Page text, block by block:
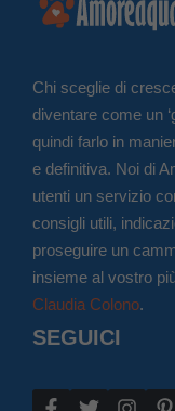
Chi sceglie di
diventare come un
quindi farlo in
e definitiva. Noi di
utenti un servizio
consigli utili,
proseguire un
insieme al vostro
Claudia Colono.
SEGUICI